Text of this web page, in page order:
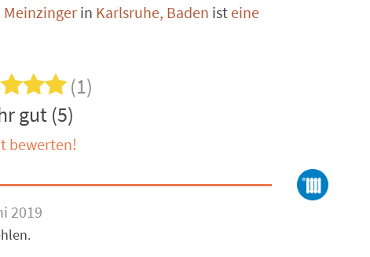
in Karlsruhe, Baden ist eine
(1)
gut (5)
bewerten!
2019